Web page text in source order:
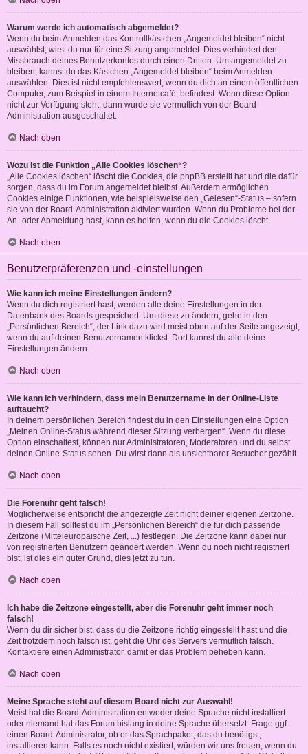
Warum werde ich automatisch abgemeldet?
Wenn du beim Anmelden das Kontrollkästchen „Angemeldet bleiben“ nicht
auswählst, wirst du nur für eine Sitzung angemeldet. Dies verhindert den
Missbrauch deines Benutzerkontos durch einen Dritten. Um angemeldet zu
bleiben, kannst du das Kästchen „Angemeldet bleiben“ beim Anmelden
auswählen. Dies ist nicht empfehlenswert, wenn du dich an einem öffentlichen
Computer, zum Beispiel in einem Internetcafé, befindest. Wenn diese Option
nicht zur Verfügung steht, dann wurde sie vermutlich von der Board-
Administration ausgeschaltet.
Nach oben
Wozu ist die Funktion „Alle Cookies löschen“?
„Alle Cookies löschen“ löscht die Cookies, die phpBB erstellt hat und die dafür
sorgen, dass du im Forum angemeldet bleibst. Außerdem ermöglichen
Cookies einige Funktionen, wie beispielsweise den „Gelesen“-Status – sofern
sie von der Board-Administration aktiviert wurden. Wenn du Probleme bei der
An- oder Abmeldung hast, kann es helfen, wenn du die Cookies löscht.
Nach oben
Benutzerpräferenzen und -einstellungen
Wie kann ich meine Einstellungen ändern?
Wenn du dich registriert hast, werden alle deine Einstellungen in der
Datenbank des Boards gespeichert. Um diese zu ändern, gehe in den
„Persönlichen Bereich“; der Link dazu wird meist oben auf der Seite angezeigt,
wenn du auf deinen Benutzernamen klickst. Dort kannst du alle deine
Einstellungen ändern.
Nach oben
Wie kann ich verhindern, dass mein Benutzername in der Online-Liste
auftaucht?
In deinem persönlichen Bereich findest du in den Einstellungen eine Option
„Meinen Online-Status während dieser Sitzung verbergen“. Wenn du diese
Option einschaltest, können nur Administratoren, Moderatoren und du selbst
deinen Online-Status sehen. Du wirst dann als unsichtbarer Besucher gezählt.
Nach oben
Die Forenuhr geht falsch!
Möglicherweise entspricht die angezeigte Zeit nicht deiner eigenen Zeitzone.
In diesem Fall solltest du im „Persönlichen Bereich“ die für dich passende
Zeitzone (Mitteleuropäische Zeit, ...) festlegen. Die Zeitzone kann dabei nur
von registrierten Benutzern geändert werden. Wenn du noch nicht registriert
bist, ist dies ein guter Grund, dies jetzt zu tun.
Nach oben
Ich habe die Zeitzone eingestellt, aber die Forenuhr geht immer noch
falsch!
Wenn du dir sicher bist, dass du die Zeitzone richtig eingestellt hast und die
Zeit trotzdem noch falsch ist, geht die Uhr des Servers vermutlich falsch.
Kontaktiere einen Administrator, damit er das Problem beheben kann.
Nach oben
Meine Sprache steht auf diesem Board nicht zur Auswahl!
Meist hat die Board-Administration entweder deine Sprache nicht installiert
oder niemand hat das Forum bislang in deine Sprache übersetzt. Frage ggf.
einen Board-Administrator, ob er das Sprachpaket, das du benötigst,
installieren kann. Falls es noch nicht existiert, würden wir uns freuen, wenn du